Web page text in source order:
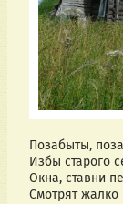
Позабыты,
Избы старого
Окна, ставни
Смотрят жалко